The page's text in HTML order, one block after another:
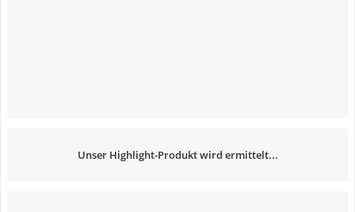
Unser Highlight-Produkt wird ermittelt...